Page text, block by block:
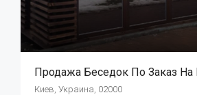
Киев, Украина, 02000